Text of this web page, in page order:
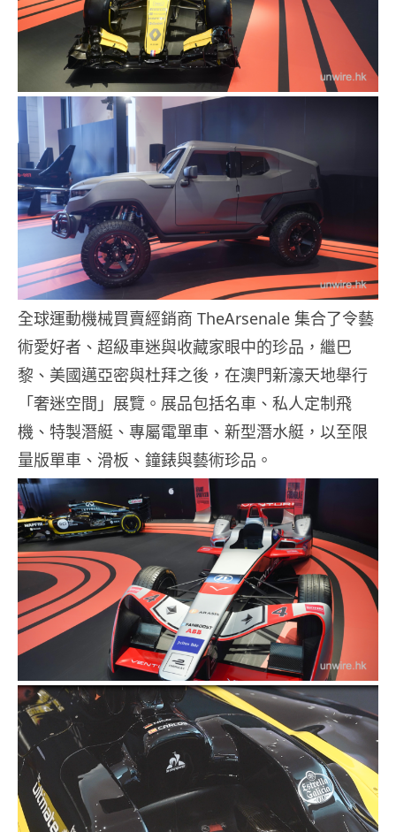
全球運動機械買賣經銷商 TheArsenale 集合了令藝
術愛好者、超級車迷與收藏家眼中的珍品，繼巴
黎、美國邁亞密與杜拜之後，在澳門新濠天地舉行
「奢迷空間」展覽。展品包括名車、私人定制飛
機、特製潛艇、專屬電單車、新型潛水艇，以至限
量版單車、滑板、鐘錶與藝術珍品。